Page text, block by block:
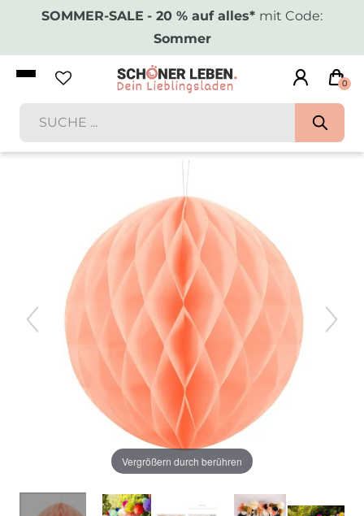
SOMMER-SALE - 20 % auf alles* mit Code:
Sommer
0
Vergrößern durch berühren